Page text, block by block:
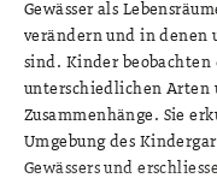
Gewässer als
verändern und in denen
sind. Kinder beobachten
unterschiedlichen Arten
Zusammenhänge. Sie
Umgebung des
Gewässers und